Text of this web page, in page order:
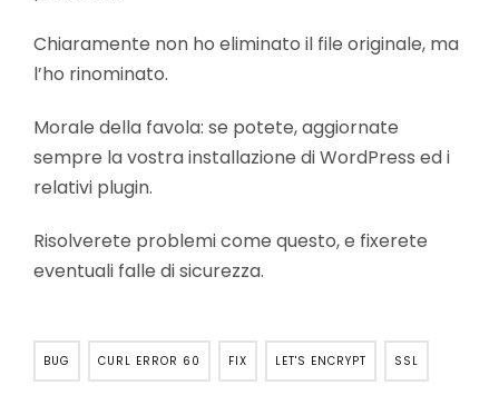
Chiaramente non ho eliminato il file originale, ma
l’ho rinominato.
Morale della favola: se potete, aggiornate
sempre la vostra installazione di WordPress ed i
relativi plugin.
Risolverete problemi come questo, e fixerete
eventuali falle di sicurezza.
BUG CURL ERROR 60 FIX LET'S ENCRYPT SSL